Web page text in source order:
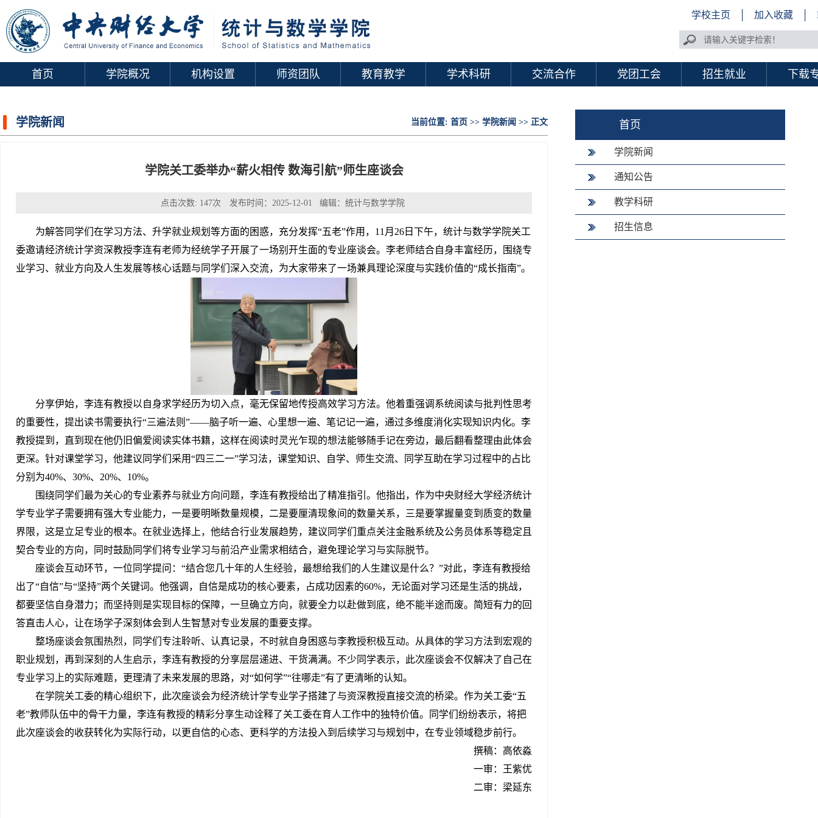
学校主页 加入收藏
首页 学院概况 机构设置 师资团队 教育教学 学术科研 交流合作 党团工会 招生就业 下载
当前位置: 首页 >> 学院新闻 >> 正文
学院新闻
学院关工委举办“薪火相传 数海引航”师生座谈会
点击次数: 147次 发布时间：2025-12-01 编辑：统计与数学学院
为解答同学们在学习方法、升学就业规划等方面的困惑，充分发挥“五老”作用，11月26日下午，统计与数学学院关工
委邀请经济统计学资深教授李连有老师为经统学子开展了一场别开生面的专业座谈会。李老师结合自身丰富经历，围绕专
业学习、就业方向及人生发展等核心话题与同学们深入交流，为大家带来了一场兼具理论深度与实践价值的“成长指南”。
分享伊始，李连有教授以自身求学经历为切入点，毫无保留地传授高效学习方法。他着重强调系统阅读与批判性思考
的重要性，提出读书需要执行“三遍法则”——脑子听一遍、心里想一遍、笔记记一遍，通过多维度消化实现知识内化。李
教授提到，直到现在他仍旧偏爱阅读实体书籍，这样在阅读时灵光乍现的想法能够随手记在旁边，最后翻看整理由此体会
更深。针对课堂学习，他建议同学们采用“四三二一”学习法，课堂知识、自学、师生交流、同学互助在学习过程中的占比
分别为40%、30%、20%、10%。
围绕同学们最为关心的专业素养与就业方向问题，李连有教授给出了精准指引。他指出，作为中央财经大学经济统计
学专业学子需要拥有强大专业能力，一是要明晰数量规模，二是要厘清现象间的数量关系，三是要掌握量变到质变的数量
界限，这是立足专业的根本。在就业选择上，他结合行业发展趋势，建议同学们重点关注金融系统及公务员体系等稳定且
契合专业的方向，同时鼓励同学们将专业学习与前沿产业需求相结合，避免理论学习与实际脱节。
座谈会互动环节，一位同学提问：“结合您几十年的人生经验，最想给我们的人生建议是什么？”对此，李连有教授给
出了“自信”与“坚持”两个关键词。他强调，自信是成功的核心要素，占成功因素的60%，无论面对学习还是生活的挑战，
都要坚信自身潜力；而坚持则是实现目标的保障，一旦确立方向，就要全力以赴做到底，绝不能半途而废。简短有力的回
答直击人心，让在场学子深刻体会到人生智慧对专业发展的重要支撑。
整场座谈会氛围热烈，同学们专注聆听、认真记录，不时就自身困惑与李教授积极互动。从具体的学习方法到宏观的
职业规划，再到深刻的人生启示，李连有教授的分享层层递进、干货满满。不少同学表示，此次座谈会不仅解决了自己在
专业学习上的实际难题，更理清了未来发展的思路，对“如何学”“往哪走”有了更清晰的认知。
在学院关工委的精心组织下，此次座谈会为经济统计学专业学子搭建了与资深教授直接交流的桥梁。作为关工委“五
老”教师队伍中的骨干力量，李连有教授的精彩分享生动诠释了关工委在育人工作中的独特价值。同学们纷纷表示，将把
此次座谈会的收获转化为实际行动，以更自信的心态、更科学的方法投入到后续学习与规划中，在专业领域稳步前行。
撰稿：高依淼
一审：王紫优
二审：梁延东
首页
学院新闻
通知公告
教学科研
招生信息